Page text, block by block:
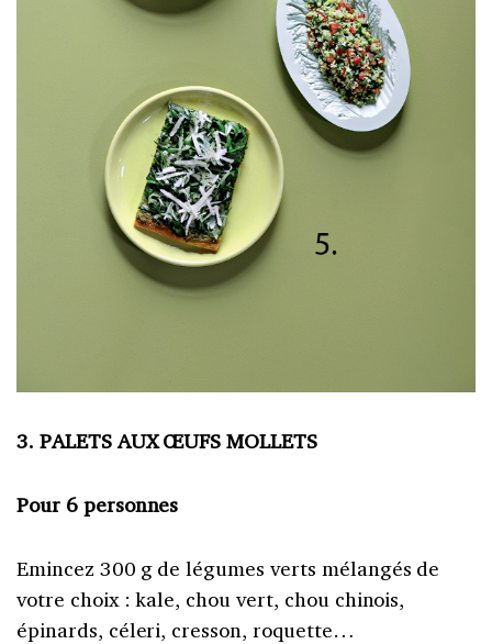
3. PALETS AUX ŒUFS MOLLETS
Pour 6 personnes
Emincez 300 g de légumes verts mélangés de
votre choix : kale, chou vert, chou chinois,
épinards, céleri, cresson, roquette…